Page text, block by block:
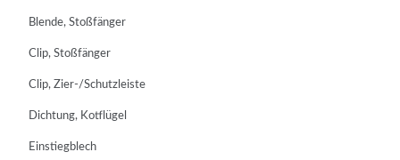
Blende, Stoßfänger
Clip, Stoßfänger
Clip, Zier-/Schutzleiste
Dichtung, Kotflügel
Einstiegblech